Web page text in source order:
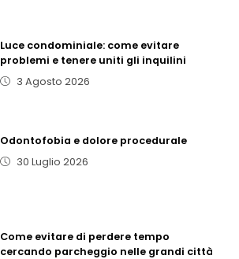
Luce condominiale: come evitare
problemi e tenere uniti gli inquilini
3 Agosto 2026
Odontofobia e dolore procedurale
30 Luglio 2026
Come evitare di perdere tempo
cercando parcheggio nelle grandi città